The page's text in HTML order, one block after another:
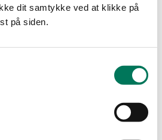
dit samtykke ved at klikke på
på siden.
"Pinotageshoppen"